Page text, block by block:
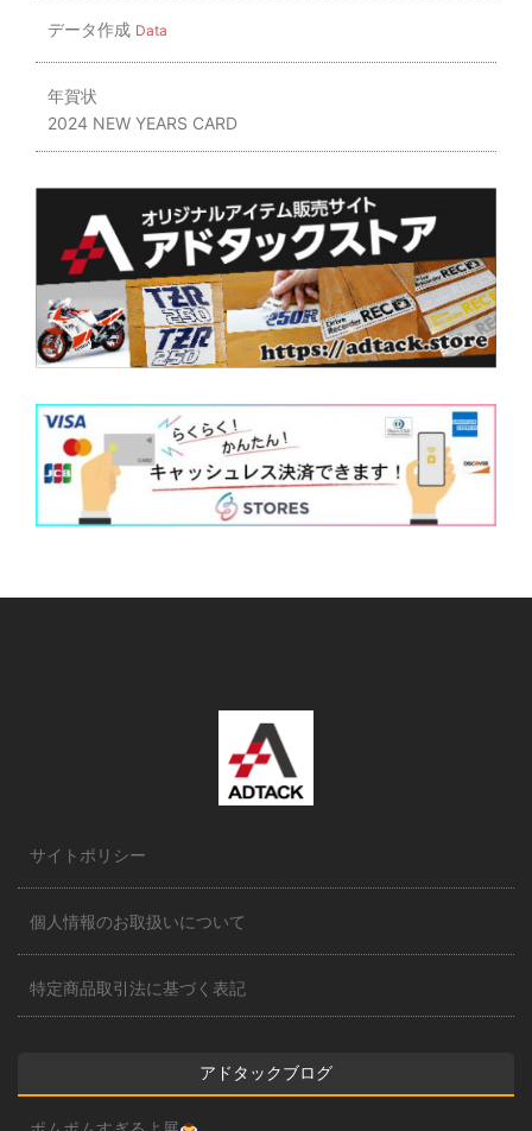
データ作成 Data
年賀状
2024 NEW YEARS CARD
サイトポリシー
個人情報のお取扱いについて
特定商品取引法に基づく表記
アドタックブログ